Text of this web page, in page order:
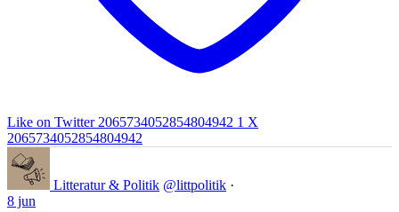
Like on Twitter 2065734052854804942 1 X
2065734052854804942
Litteratur & Politik @littpolitik ·
8 jun